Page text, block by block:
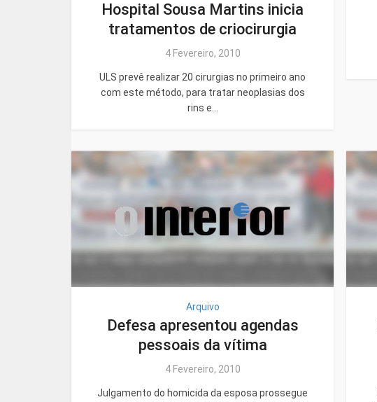
Hospital Sousa Martins inicia
tratamentos de criocirurgia
4 Fevereiro, 2010
ULS prevê realizar 20 cirurgias no primeiro ano
com este método, para tratar neoplasias dos
rins e...
Arquivo
Defesa apresentou agendas
pessoais da vítima
4 Fevereiro, 2010
Julgamento do homicida da esposa prossegue